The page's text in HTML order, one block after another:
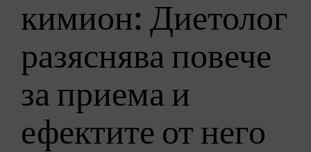
кимион: Диетолог
разяснява повече
за приема и
ефектите от него